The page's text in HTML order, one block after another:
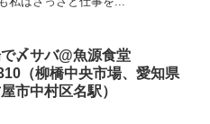
〆サバ@魚源食堂
（柳橋中央市場、愛知県
市中村区名駅）